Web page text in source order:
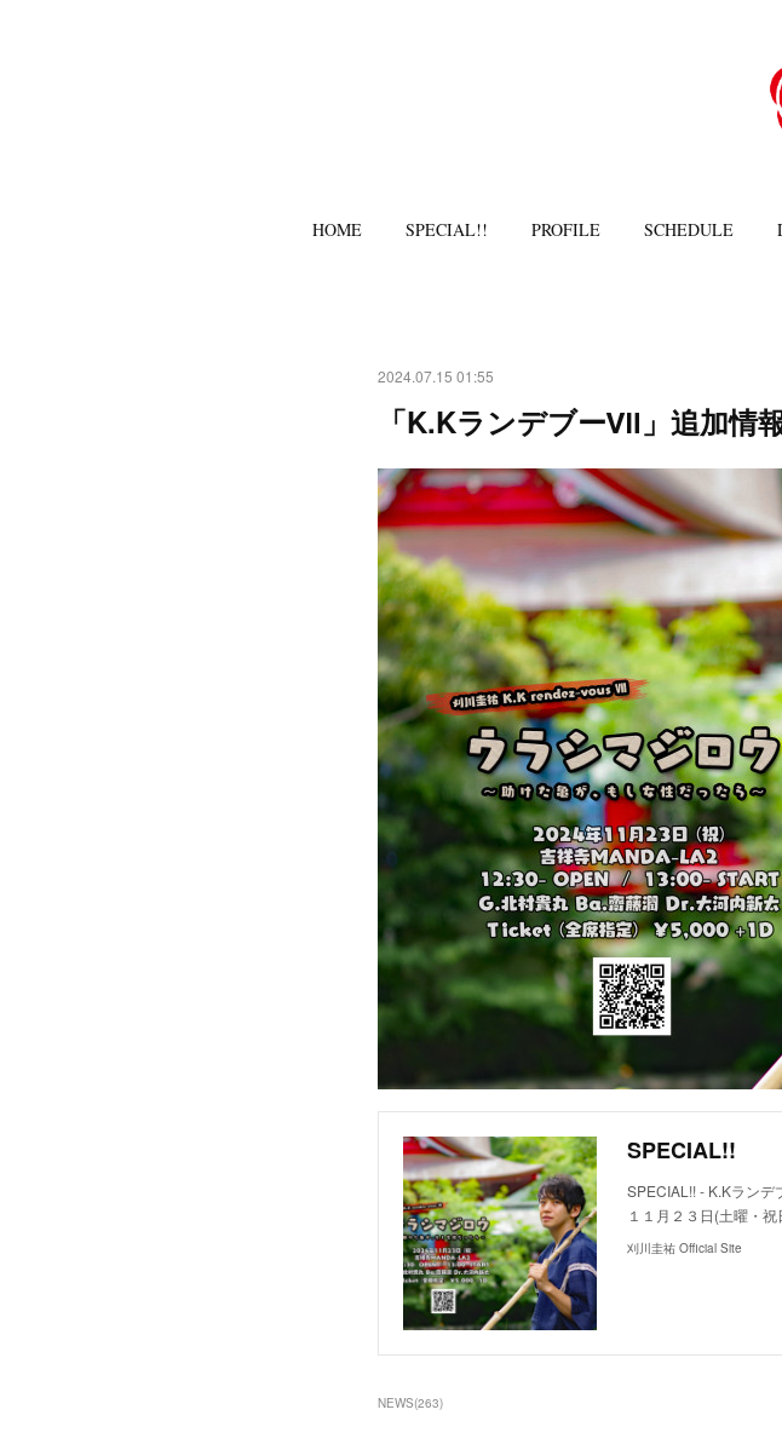
HOME SPECIAL!! PROFILE SCHEDULE
2024.07.15 01:55
「K.KランデブーⅦ」追加情
SPECIAL!!
SPECIAL!! - K.Kラン
１１月２３日(土曜・
刈川圭祐 Official Site
NEWS(263)